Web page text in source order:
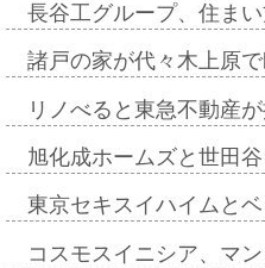
長谷工グループ、住ま
諸戸の家が代々木上原
リノべると東急不動産
旭化成ホームズと世田
東京セキスイハイムと
コスモスイニシア、マ